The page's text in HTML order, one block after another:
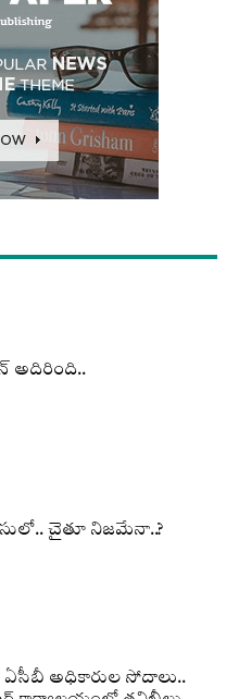
అదిరింది..
చైతూ నిజమేనా..?
అధికారుల సోదాలు..